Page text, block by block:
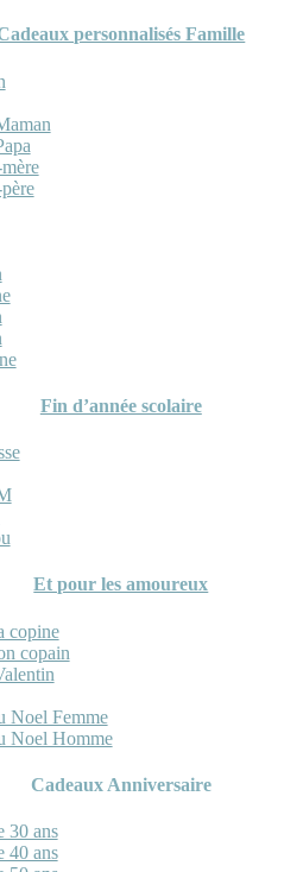
personnalisés Famille
Fin d’année scolaire
Et pour les amoureux
copine
copain
Noel Femme
Noel Homme
Cadeaux Anniversaire
30 ans
40 ans